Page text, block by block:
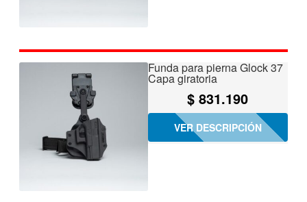
Funda para pierna Glock 37
Capa giratoria
$ 831.190
VER DESCRIPCIÓN